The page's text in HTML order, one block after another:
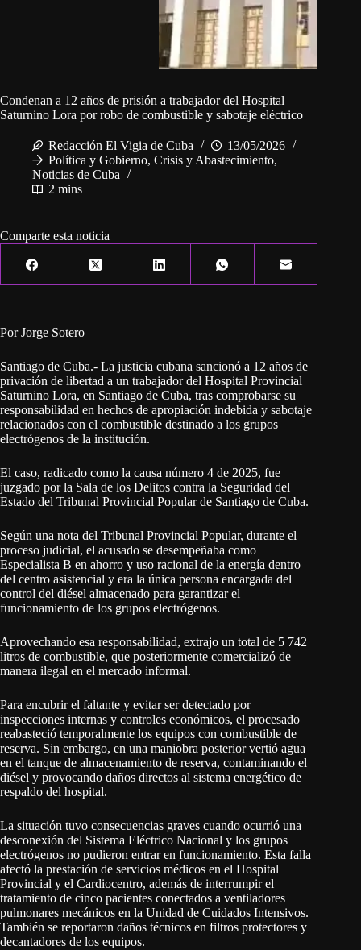
Condenan a 12 años de prisión a trabajador del Hospital
Saturnino Lora por robo de combustible y sabotaje eléctrico
Redacción El Vigia de Cuba
13/05/2026
Política y Gobierno, Crisis y Abastecimiento,
Noticias de Cuba
2 mins
Comparte esta noticia
Por Jorge Sotero
Santiago de Cuba.- La justicia cubana sancionó a 12 años de
privación de libertad a un trabajador del Hospital Provincial
Saturnino Lora, en Santiago de Cuba, tras comprobarse su
responsabilidad en hechos de apropiación indebida y sabotaje
relacionados con el combustible destinado a los grupos
electrógenos de la institución.
El caso, radicado como la causa número 4 de 2025, fue
juzgado por la Sala de los Delitos contra la Seguridad del
Estado del Tribunal Provincial Popular de Santiago de Cuba.
Según una nota del Tribunal Provincial Popular, durante el
proceso judicial, el acusado se desempeñaba como
Especialista B en ahorro y uso racional de la energía dentro
del centro asistencial y era la única persona encargada del
control del diésel almacenado para garantizar el
funcionamiento de los grupos electrógenos.
Aprovechando esa responsabilidad, extrajo un total de 5 742
litros de combustible, que posteriormente comercializó de
manera ilegal en el mercado informal.
Para encubrir el faltante y evitar ser detectado por
inspecciones internas y controles económicos, el procesado
reabasteció temporalmente los equipos con combustible de
reserva. Sin embargo, en una maniobra posterior vertió agua
en el tanque de almacenamiento de reserva, contaminando el
diésel y provocando daños directos al sistema energético de
respaldo del hospital.
La situación tuvo consecuencias graves cuando ocurrió una
desconexión del Sistema Eléctrico Nacional y los grupos
electrógenos no pudieron entrar en funcionamiento. Esta falla
afectó la prestación de servicios médicos en el Hospital
Provincial y el Cardiocentro, además de interrumpir el
tratamiento de cinco pacientes conectados a ventiladores
pulmonares mecánicos en la Unidad de Cuidados Intensivos.
También se reportaron daños técnicos en filtros protectores y
decantadores de los equipos.